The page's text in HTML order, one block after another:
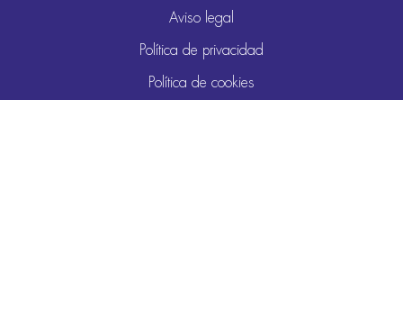
Aviso legal
Política de privacidad
Política de cookies